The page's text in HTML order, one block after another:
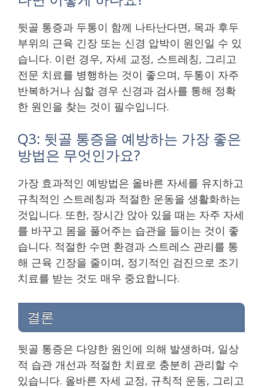
뒷골 통증과 두통이 함께 나타난다면, 목과 후두
부위의 근육 긴장 또는 신경 압박이 원인일 수 있
습니다. 이런 경우, 자세 교정, 스트레칭, 그리고
전문 치료를 병행하는 것이 좋으며, 두통이 자주
반복하거나 심할 경우 신경과 검사를 통해 정확
한 원인을 찾는 것이 필수입니다.
Q3: 뒷골 통증을 예방하는 가장 좋은
방법은 무엇인가요?
가장 효과적인 예방법은 올바른 자세를 유지하고
규칙적인 스트레칭과 적절한 운동을 생활화하는
것입니다. 또한, 장시간 앉아 있을 때는 자주 자세
를 바꾸고 몸을 풀어주는 습관을 들이는 것이 좋
습니다. 적절한 수면 환경과 스트레스 관리를 통
해 근육 긴장을 줄이며, 정기적인 검진으로 조기
치료를 받는 것도 매우 중요합니다.
결론
뒷골 통증은 다양한 원인에 의해 발생하며, 일상
적 습관 개선과 적절한 치료로 충분히 관리할 수
있습니다. 올바른 자세 교정, 규칙적 운동, 그리고